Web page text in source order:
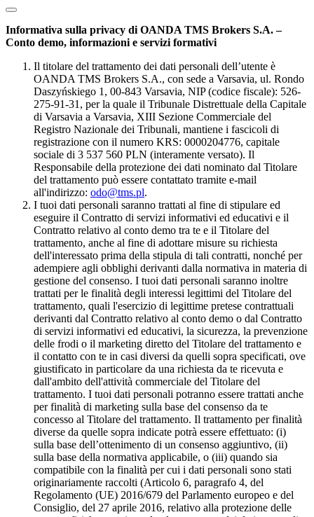
Informativa sulla privacy di OANDA TMS Brokers S.A. –
Conto demo, informazioni e servizi formativi
Il titolare del trattamento dei dati personali dell’utente è
OANDA TMS Brokers S.A., con sede a Varsavia, ul. Rondo
Daszyńskiego 1, 00-843 Varsavia, NIP (codice fiscale): 526-
275-91-31, per la quale il Tribunale Distrettuale della Capitale
di Varsavia a Varsavia, XIII Sezione Commerciale del
Registro Nazionale dei Tribunali, mantiene i fascicoli di
registrazione con il numero KRS: 0000204776, capitale
sociale di 3 537 560 PLN (interamente versato). Il
Responsabile della protezione dei dati nominato dal Titolare
del trattamento può essere contattato tramite e-mail
all'indirizzo: odo@tms.pl.
I tuoi dati personali saranno trattati al fine di stipulare ed
eseguire il Contratto di servizi informativi ed educativi e il
Contratto relativo al conto demo tra te e il Titolare del
trattamento, anche al fine di adottare misure su richiesta
dell'interessato prima della stipula di tali contratti, nonché per
adempiere agli obblighi derivanti dalla normativa in materia di
gestione del consenso. I tuoi dati personali saranno inoltre
trattati per le finalità degli interessi legittimi del Titolare del
trattamento, quali l'esercizio di legittime pretese contrattuali
derivanti dal Contratto relativo al conto demo o dal Contratto
di servizi informativi ed educativi, la sicurezza, la prevenzione
delle frodi o il marketing diretto del Titolare del trattamento e
il contatto con te in casi diversi da quelli sopra specificati, ove
giustificato in particolare da una richiesta da te ricevuta e
dall'ambito dell'attività commerciale del Titolare del
trattamento. I tuoi dati personali potranno essere trattati anche
per finalità di marketing sulla base del consenso da te
concesso al Titolare del trattamento. Il trattamento per finalità
diverse da quelle sopra indicate potrà essere effettuato: (i)
sulla base dell’ottenimento di un consenso aggiuntivo, (ii)
sulla base della normativa applicabile, o (iii) quando sia
compatibile con la finalità per cui i dati personali sono stati
originariamente raccolti (Articolo 6, paragrafo 4, del
Regolamento (UE) 2016/679 del Parlamento europeo e del
Consiglio, del 27 aprile 2016, relativo alla protezione delle